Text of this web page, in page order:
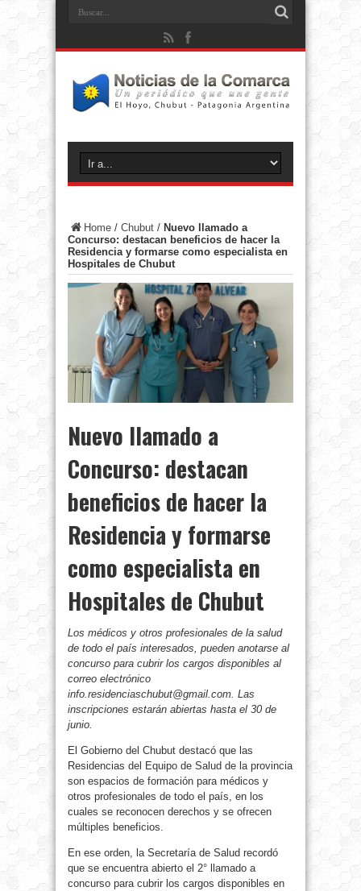
Home / Chubut / Nuevo llamado a
Concurso: destacan beneficios de hacer la
Residencia y formarse como especialista en
Hospitales de Chubut
Nuevo llamado a
Concurso: destacan
beneficios de hacer la
Residencia y formarse
como especialista en
Hospitales de Chubut
Los médicos y otros profesionales de la salud
de todo el país interesados, pueden anotarse al
concurso para cubrir los cargos disponibles al
correo electrónico
info.residenciaschubut@gmail.com. Las
inscripciones estarán abiertas hasta el 30 de
junio.
El Gobierno del Chubut destacó que las
Residencias del Equipo de Salud de la provincia
son espacios de formación para médicos y
otros profesionales de todo el país, en los
cuales se reconocen derechos y se ofrecen
múltiples beneficios.
En ese orden, la Secretaría de Salud recordó
que se encuentra abierto el 2° llamado a
concurso para cubrir los cargos disponibles en